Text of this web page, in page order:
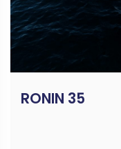
RONIN 35